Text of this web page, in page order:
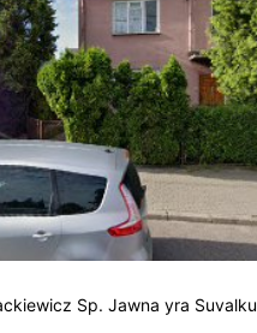
Sp. Jawna yra